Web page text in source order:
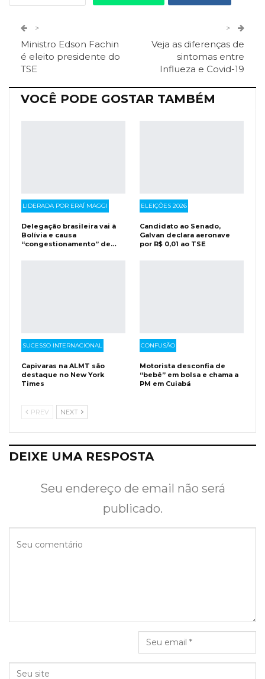
>
Ministro Edson Fachin
é eleito presidente do
TSE
>
Veja as diferenças de
sintomas entre
Influeza e Covid-19
VOCÊ PODE GOSTAR TAMBÉM
LIDERADA POR ERAÍ MAGGI
Delegação brasileira vai à
Bolívia e causa
“congestionamento” de…
ELEIÇÕES 2026
Candidato ao Senado,
Galvan declara aeronave
por R$ 0,01 ao TSE
SUCESSO INTERNACIONAL
Capivaras na ALMT são
destaque no New York
Times
CONFUSÃO
Motorista desconfia de
“bebê” em bolsa e chama a
PM em Cuiabá
PREV NEXT
DEIXE UMA RESPOSTA
Seu endereço de email não será
publicado.